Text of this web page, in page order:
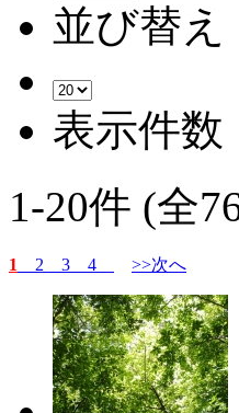
並び替え
表示件数
1-20件 (全
1 2 3 4 >>次へ